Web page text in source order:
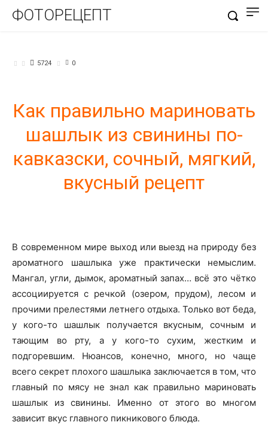
ФОТОРЕЦЕПТ
5724 0
Как правильно мариновать
шашлык из свинины по-
кавказски, сочный, мягкий,
вкусный рецепт
В современном мире выход или выезд на природу без
ароматного шашлыка уже практически немыслим.
Мангал, угли, дымок, ароматный запах… всё это чётко
ассоциируется с речкой (озером, прудом), лесом и
прочими прелестями летнего отдыха. Только вот беда,
у кого-то шашлык получается вкусным, сочным и
тающим во рту, а у кого-то сухим, жестким и
подгоревшим. Нюансов, конечно, много, но чаще
всего секрет плохого шашлыка заключается в том, что
главный по мясу не знал как правильно мариновать
шашлык из свинины. Именно от этого во многом
зависит вкус главного пикникового блюда.